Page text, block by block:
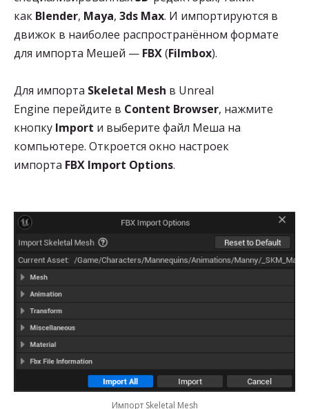
как Blender, Maya, 3ds Max. И импортируются в
движок в наиболее распространённом формате
для импорта Мешей — FBX(Filmbox).
Для импорта Skeletal Mesh в Unreal
Engine перейдите в Content Browser, нажмите
кнопку Import и выберите файл Меша на
компьютере. Откроется окно настроек
импорта FBX Import Options.
Импорт Skeletal Mesh